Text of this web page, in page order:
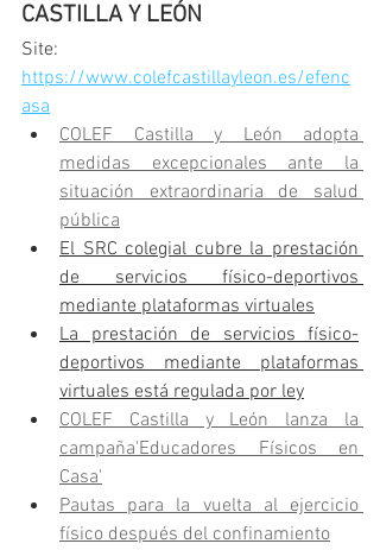
CASTILLA Y LEÓN
https://www.colefcastillayleon.es/efenc
asa
COLEF Castilla y León adopta
medidas excepcionales ante la
situación extraordinaria de salud
pública
El SRC colegial cubre la prestación
de servicios físico-deportivos
mediante plataformas virtuales
La prestación de servicios físico-
deportivos mediante plataformas
virtuales está regulada por ley
COLEF Castilla y León lanza la
campaña'Educadores Físicos en
Casa'
Pautas para la vuelta al ejercicio
físico después del confinamiento